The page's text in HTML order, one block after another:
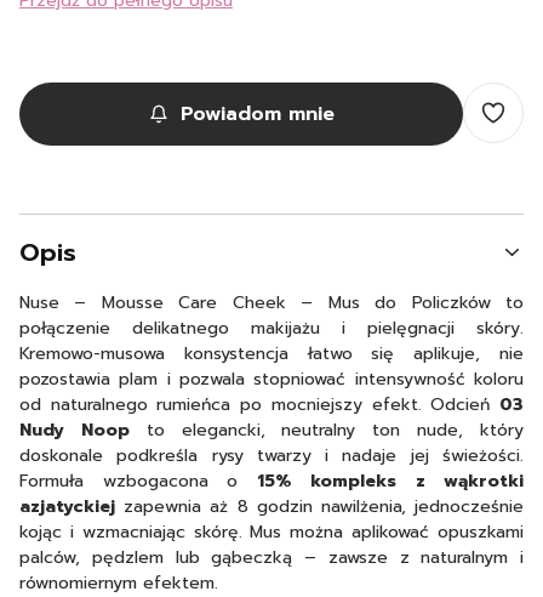
Powiadom mnie
Opis
Nuse – Mousse Care Cheek – Mus do Policzków to
połączenie delikatnego makijażu i pielęgnacji skóry.
Kremowo-musowa konsystencja łatwo się aplikuje, nie
pozostawia plam i pozwala stopniować intensywność koloru
od naturalnego rumieńca po mocniejszy efekt. Odcień 03
Nudy Noopto elegancki, neutralny ton nude, który
doskonale podkreśla rysy twarzy i nadaje jej świeżości.
Formuła wzbogacona o 15% kompleks z wąkrotki
azjatyckiej zapewnia aż 8 godzin nawilżenia, jednocześnie
kojąc i wzmacniając skórę. Mus można aplikować opuszkami
palców, pędzlem lub gąbeczką – zawsze z naturalnym i
równomiernym efektem.